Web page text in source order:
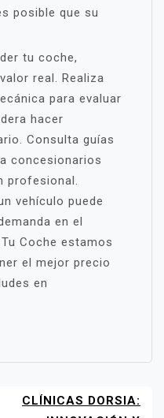
posible que su
tu coche,
real. Realiza
para evaluar
hacer
Consulta guías
concesionarios
profesional.
vehículo puede
en el
Coche estamos
el mejor precio
en
CLÍNICAS DORSIA: